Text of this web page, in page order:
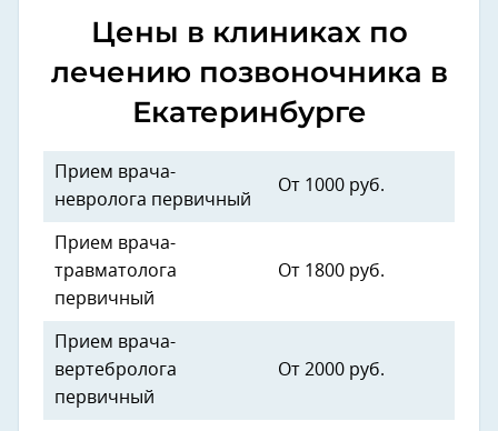
Цены в клиниках по
лечению позвоночника в
Екатеринбурге
Прием врача-
невролога первичный
От 1000 руб.
Прием врача-
травматолога
первичный
От 1800 руб.
Прием врача-
вертебролога
первичный
От 2000 руб.